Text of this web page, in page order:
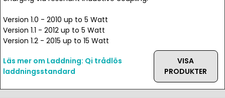
Version 1.0 - 2010 up to 5 Watt
Version 1.1 - 2012 up to 5 Watt
Version 1.2 - 2015 up to 15 Watt
Läs mer om Laddning: Qi trådlös
laddningsstandard
VISA
PRODUKTER